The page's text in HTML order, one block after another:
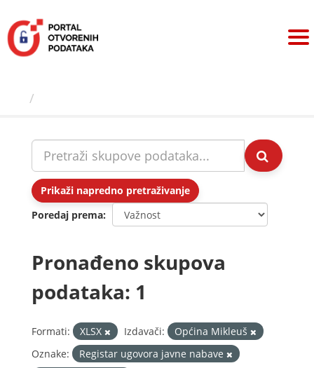
sadržaj
Prikaži napredno pretraživanje
Poredaj prema
Pronađeno skupova
podataka: 1
Formati: XLSX Izdavači:
Općina Mikleuš
Oznake:
Registar ugovora javne nabave